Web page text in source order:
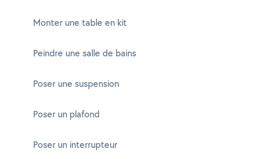
Monter une table en kit
Peindre une salle de bains
Poser une suspension
Poser un plafond
Poser un interrupteur